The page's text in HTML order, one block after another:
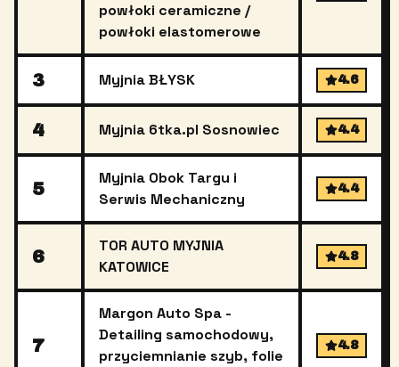
powłoki ceramiczne /
powłoki elastomerowe
3 Myjnia BŁYSK 4.6
4 Myjnia 6tka.pl Sosnowiec 4.4
5
Myjnia Obok Targu i
Serwis Mechaniczny
4.4
6
TOR AUTO MYJNIA
KATOWICE
4.8
7
Margon Auto Spa -
Detailing samochodowy,
przyciemnianie szyb, folie
4.8